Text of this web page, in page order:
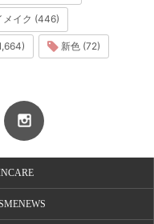
イク (446)
新色 (72)